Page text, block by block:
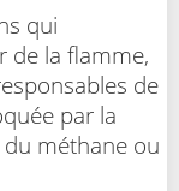
qui
de la flamme,
de
par la
méthane ou